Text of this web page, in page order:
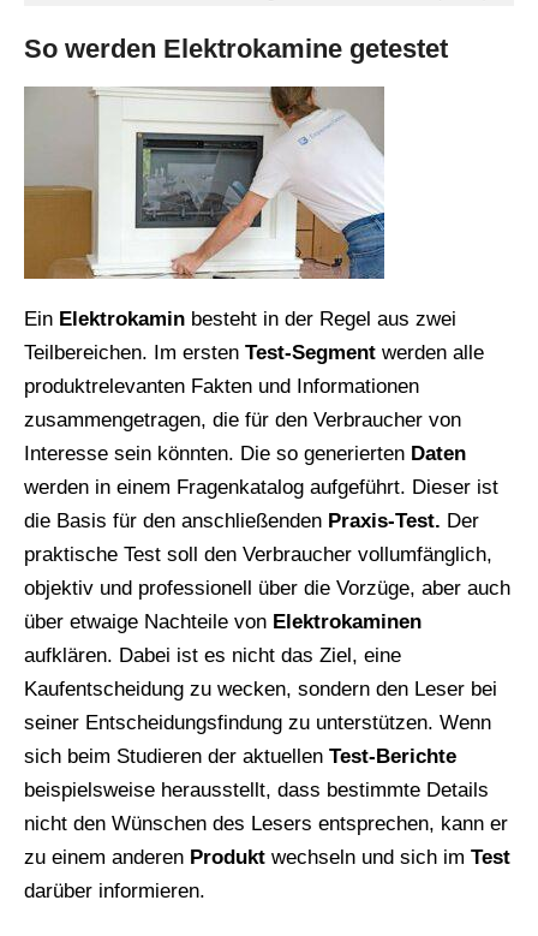
So werden Elektrokamine getestet
Ein Elektrokamin besteht in der Regel aus zwei
Teilbereichen. Im ersten Test-Segment werden alle
produktrelevanten Fakten und Informationen
zusammengetragen, die für den Verbraucher von
Interesse sein könnten. Die so generierten Daten
werden in einem Fragenkatalog aufgeführt. Dieser ist
die Basis für den anschließenden Praxis-Test. Der
praktische Test soll den Verbraucher vollumfänglich,
objektiv und professionell über die Vorzüge, aber auch
über etwaige Nachteile von Elektrokaminen
aufklären. Dabei ist es nicht das Ziel, eine
Kaufentscheidung zu wecken, sondern den Leser bei
seiner Entscheidungsfindung zu unterstützen. Wenn
sich beim Studieren der aktuellen Test-Berichte
beispielsweise herausstellt, dass bestimmte Details
nicht den Wünschen des Lesers entsprechen, kann er
zu einem anderen Produkt wechseln und sich im Test
darüber informieren.